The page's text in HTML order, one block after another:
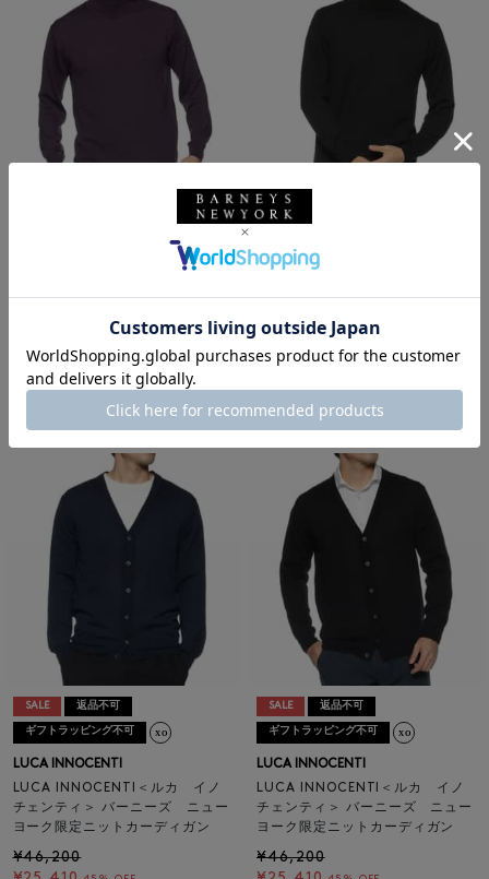
チェンティ＞ バーニーズ ニュー
ヨーク限定タートルネックニット
プルオーバー
ギフトラッピング不可
チェンティ＞ バーニーズ ニュー
ヨーク限定タートルネックニット
¥44,000
¥24,200
SALE 返品不可
ギフトラッピング不可
LUCA INNOCENTI
LUCA INNOCENTI＜ルカ イノ
チェンティ＞ バーニーズ ニュー
ヨーク限定ニットカーディガン
¥46,200
SALE 返品不可
ギフトラッピング不可
LUCA INNOCENTI
LUCA INNOCENTI＜ルカ イノ
チェンティ＞ バーニーズ ニュー
ヨーク限定ニットカーディガン
¥46,200